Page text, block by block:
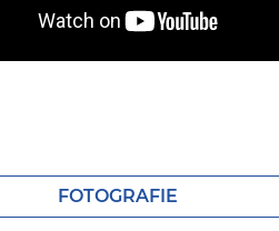
FOTOGRAFIE